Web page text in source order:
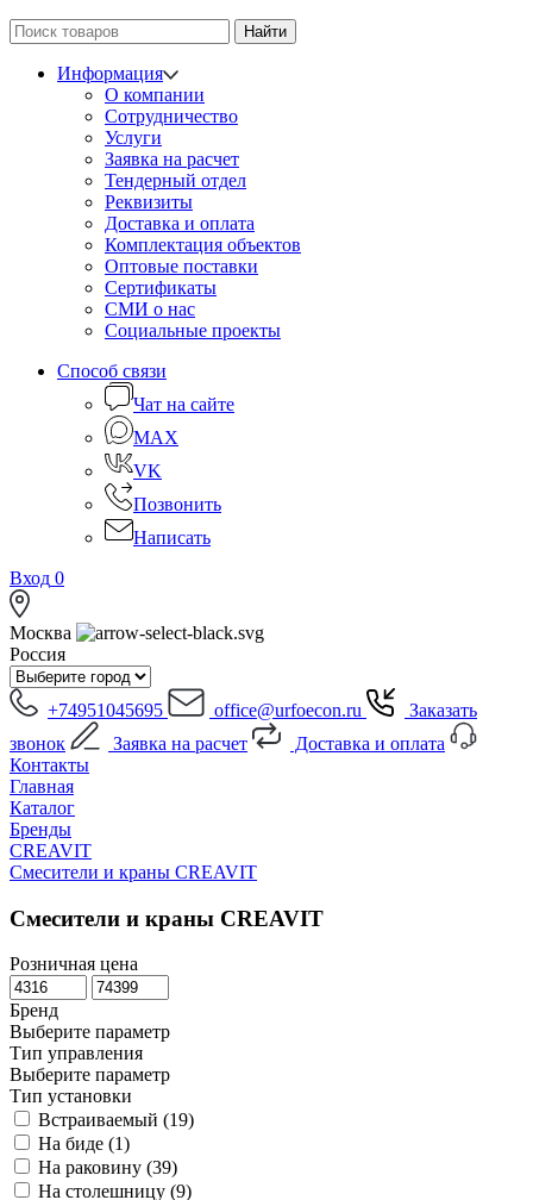
Найти
Информация
О компании
Сотрудничество
Услуги
Заявка на расчет
Тендерный отдел
Реквизиты
Доставка и оплата
Комплектация объектов
Оптовые поставки
Сертификаты
СМИ о нас
Социальные проекты
Способ связи
Чат на сайте
MAX
VK
Позвонить
Написать
Вход 0
Москва
Россия
+74951045695 office@urfoecon.ru
Заказать
звонок
Заявка на расчет
Доставка и оплата
Контакты
Главная
Каталог
Бренды
CREAVIT
Смесители и краны CREAVIT
Смесители и краны CREAVIT
Розничная цена
Бренд
Выберите параметр
Тип управления
Выберите параметр
Тип установки
Встраиваемый (19)
На биде (1)
На раковину (39)
На столешницу (9)